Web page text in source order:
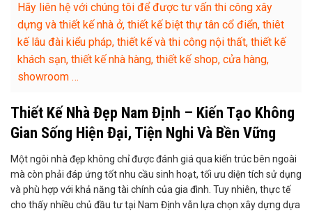
Hãy liên hệ với chúng tôi để được tư vấn thi công xây
dựng và thiết kế nhà ở, thiết kế biệt thự tân cổ điển, thiêt
kế lâu đài kiểu pháp, thiết kế và thi công nội thất, thiết kế
khách sạn, thiết kế nhà hàng, thiết kế shop, cửa hàng,
showroom …
Thiết Kế Nhà Đẹp Nam Định – Kiến Tạo Không
Gian Sống Hiện Đại, Tiện Nghi Và Bền Vững
Một ngôi nhà đẹp không chỉ được đánh giá qua kiến trúc bên ngoài
mà còn phải đáp ứng tốt nhu cầu sinh hoạt, tối ưu diện tích sử dụng
và phù hợp với khả năng tài chính của gia đình. Tuy nhiên, thực tế
cho thấy nhiều chủ đầu tư tại Nam Định vẫn lựa chọn xây dựng dựa